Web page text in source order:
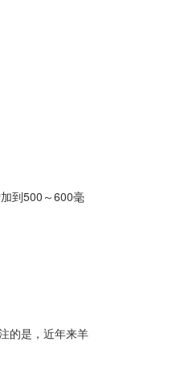
到500～600毫
的是，近年来羊